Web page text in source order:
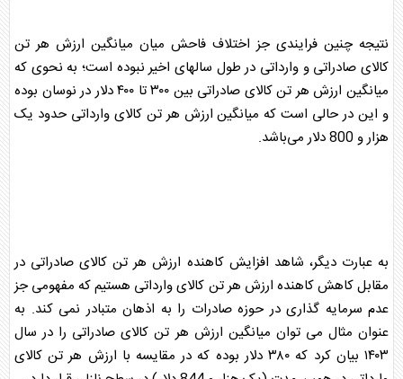
نتیجه چنین فرایندی جز اختلاف فاحش میان میانگین ارزش هر تن
کالای صادراتی و وارداتی در طول سالهای اخیر نبوده است؛ به نحوی که
میانگین ارزش هر تن کالای صادرات
ی بین ۳۰۰ تا ۴۰۰ دلار در نوسان بوده
و این در حالی است که میانگین ارزش هر تن کالای وارداتی حدود یک
هزار و 800 دلار می‌باشد.
به عبارت دیگر، شاهد افزایش کاهنده ارزش هر تن کالای صادراتی در
مقابل کاهش کاهنده ارزش هر تن کالای وارداتی هستیم که مفهومی جز
عدم سرمایه گذاری در حوزهصادرات را به اذهان متبادر نمی کند. به
عنوان مثال می توان میانگین ارزش هر تن کالای صادراتی را در سال
۱۴۰۳ بیان کرد که ۳۸۰ دلار بوده که در مقایسه با ارزش هر تن کالای